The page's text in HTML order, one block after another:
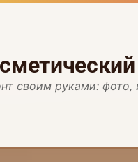
своим руками: фото,